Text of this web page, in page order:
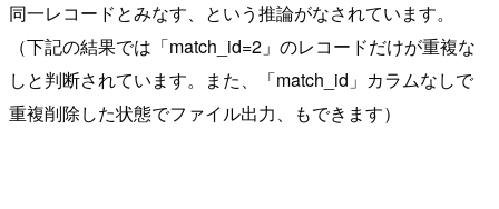
同一レコードとみなす、という推論がなされています。
（下記の結果では「match_id=2」のレコードだけが重複な
しと判断されています。また、「match_id」カラムなしで
重複削除した状態でファイル出力、もできます）